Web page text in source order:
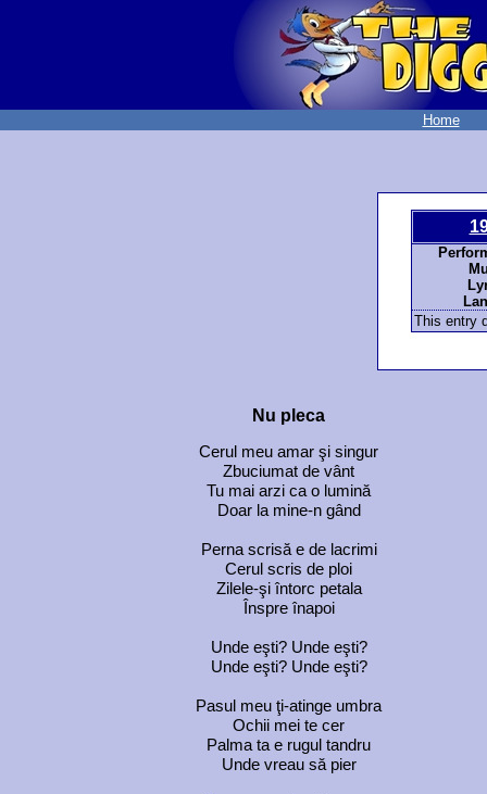
Home
This entry
Nu pleca
Cerul meu amar şi singur
Zbuciumat de vânt
Tu mai arzi ca o lumină
Doar la mine-n gând
Perna scrisă e de lacrimi
Cerul scris de ploi
Zilele-şi întorc petala
Înspre înapoi
Unde eşti? Unde eşti?
Unde eşti? Unde eşti?
Pasul meu ţi-atinge umbra
Ochii mei te cer
Palma ta e rugul tandru
Unde vreau să pier